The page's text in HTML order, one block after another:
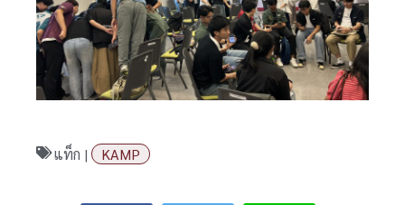
แท็ก | KAMP